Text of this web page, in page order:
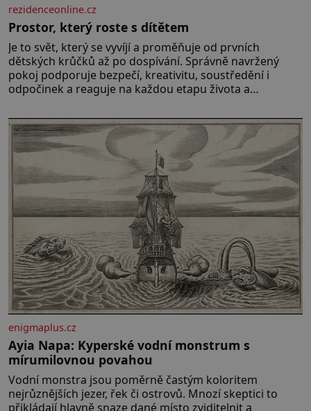
rezidenceonline.cz
Prostor, který roste s dítětem
Je to svět, který se vyvíjí a proměňuje od prvních
dětských krůčků až po dospívání. Správně navržený
pokoj podporuje bezpečí, kreativitu, soustředění i
odpočinek a reaguje na každou etapu života a
jednoduchost, měkkost a bezpečí, proto by pokoj
miminka měl působit především klidně a útulně.
Předškolní věk je
enigmaplus.cz
Ayia Napa: Kyperské vodní monstrum s
mírumilovnou povahou
Vodní monstra jsou poměrně častým koloritem
nejrůznějších jezer, řek či ostrovů. Mnozí skeptici to
přikládají hlavně snaze dané místo zviditelnit a